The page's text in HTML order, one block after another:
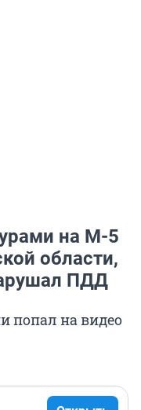
на М-5
области,
ПДД
попал на видео